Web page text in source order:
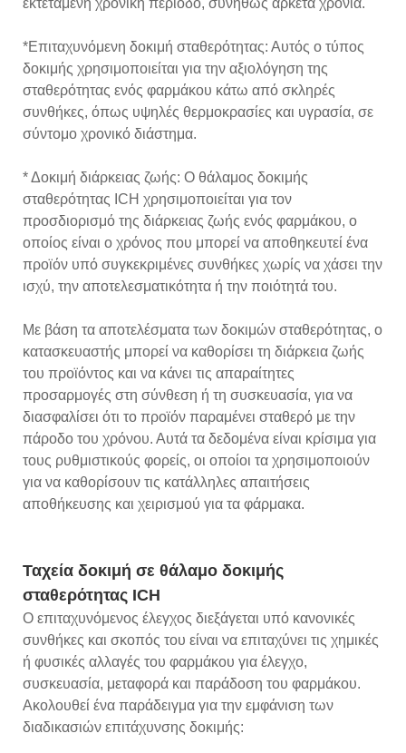
*Επιταχυνόμενη δοκιμή σταθερότητας: Αυτός ο τύπος
δοκιμής χρησιμοποιείται για την αξιολόγηση της
σταθερότητας ενός φαρμάκου κάτω από σκληρές
συνθήκες, όπως υψηλές θερμοκρασίες και υγρασία, σε
σύντομο χρονικό διάστημα.
* Δοκιμή διάρκειας ζωής: Ο θάλαμος δοκιμής
σταθερότητας ICH χρησιμοποιείται για τον
προσδιορισμό της διάρκειας ζωής ενός φαρμάκου, ο
οποίος είναι ο χρόνος που μπορεί να αποθηκευτεί ένα
προϊόν υπό συγκεκριμένες συνθήκες χωρίς να χάσει την
ισχύ, την αποτελεσματικότητα ή την ποιότητά του.
Με βάση τα αποτελέσματα των δοκιμών σταθερότητας, ο
κατασκευαστής μπορεί να καθορίσει τη διάρκεια ζωής
του προϊόντος και να κάνει τις απαραίτητες
προσαρμογές στη σύνθεση ή τη συσκευασία, για να
διασφαλίσει ότι το προϊόν παραμένει σταθερό με την
πάροδο του χρόνου. Αυτά τα δεδομένα είναι κρίσιμα για
τους ρυθμιστικούς φορείς, οι οποίοι τα χρησιμοποιούν
για να καθορίσουν τις κατάλληλες απαιτήσεις
αποθήκευσης και χειρισμού για τα φάρμακα.
Ταχεία δοκιμή σε θάλαμο δοκιμής
σταθερότητας ICH
Ο επιταχυνόμενος έλεγχος διεξάγεται υπό κανονικές
συνθήκες και σκοπός του είναι να επιταχύνει τις χημικές
ή φυσικές αλλαγές του φαρμάκου για έλεγχο,
συσκευασία, μεταφορά και παράδοση του φαρμάκου.
Ακολουθεί ένα παράδειγμα για την εμφάνιση των
διαδικασιών επιτάχυνσης δοκιμής: